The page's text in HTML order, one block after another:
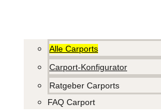
Alle Carports
Carport-Konfigurator
Ratgeber Carports
FAQ Carport